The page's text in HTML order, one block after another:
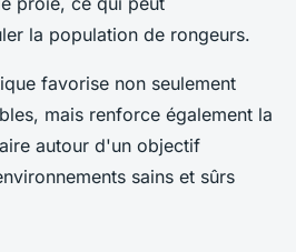
la population de rongeurs.
favorise non seulement
mais renforce également la
autour d'un objectif
sains et sûrs